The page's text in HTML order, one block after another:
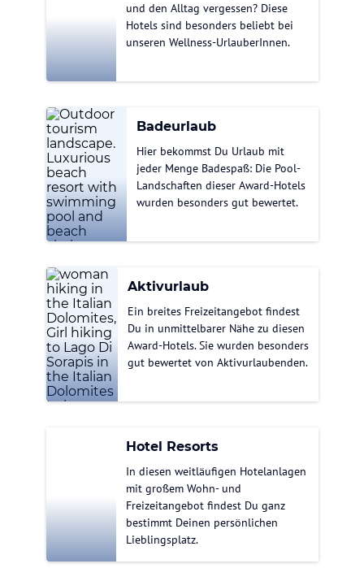
und den Alltag vergessen? Diese
Hotels sind besonders beliebt bei
unseren Wellness-UrlauberInnen.
Badeurlaub
Hier bekommst Du Urlaub mit
jeder Menge Badespaß: Die Pool-
Landschaften dieser Award-Hotels
wurden besonders gut bewertet.
Aktivurlaub
Ein breites Freizeitangebot findest
Du in unmittelbarer Nähe zu diesen
Award-Hotels. Sie wurden besonders
gut bewertet von Aktivurlaubenden.
Hotel Resorts
In diesen weitläufigen Hotelanlagen
mit großem Wohn- und
Freizeitangebot findest Du ganz
bestimmt Deinen persönlichen
Lieblingsplatz.